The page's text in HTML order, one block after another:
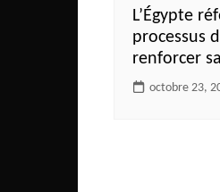
L’Égypte
processus
renforcer
octobre 23,